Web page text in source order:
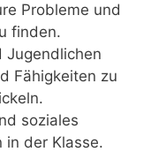
Probleme und
finden.
Jugendlichen
Fähigkeiten zu
soziales
in der Klasse.